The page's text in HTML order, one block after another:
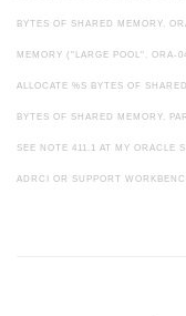
BYTES OF SHARED MEMORY,
MEMORY ("LARGE POOL" , ORA-
ALLOCATE %S BYTES OF
BYTES OF SHARED MEMORY,
SEE NOTE 411.1 AT MY ORACLE
ADRCI OR SUPPORT